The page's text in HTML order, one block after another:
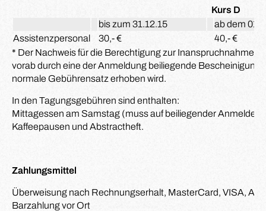
Kurs D
bis zum 31.12.15
ab dem
Assistenzpersonal
30,- €
40,- €
* Der Nachweis für die Berechtigung zur Inanspruchnahme
vorab durch eine der Anmeldung beiliegende
normale Gebührensatz erhoben wird.
In den Tagungsgebühren sind enthalten:
Mittagessen am Samstag (muss auf beiliegender
Kaffeepausen und Abstractheft.
Zahlungsmittel
Überweisung nach Rechnungserhalt, MasterCard, VISA,
Barzahlung vor Ort